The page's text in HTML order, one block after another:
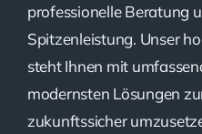
professionelle Beratung
Spitzenleistung. Unser
steht Ihnen mit
modernsten Lösungen
zukunftssicher